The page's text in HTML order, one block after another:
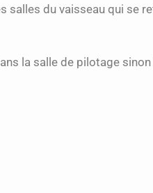
salles du vaisseau qui se
la salle de pilotage